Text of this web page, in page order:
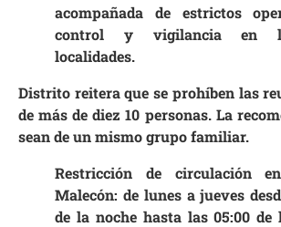
acompañada de estrictos
control y vigilancia en
localidades.
Distrito reitera que se prohíben las
de más de diez 10 personas. La
sean de un mismo grupo familiar.
Restricción de circulación
Malecón: de lunes a jueves
de la noche hasta las 05:00 de